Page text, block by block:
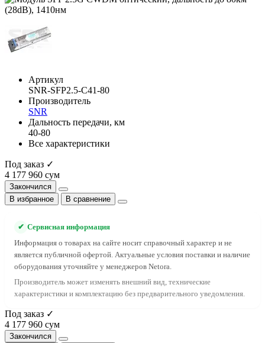
Артикул
SNR-SFP2.5-C41-80
Производитель
SNR
Дальность передачи, км
40-80
Все характеристики
Под заказ ✓
4 177 960 сум
Закончился
В избранное
В сравнение
✔ Сервисная информация
Информация о товарах на сайте носит справочный характер и не
является публичной офертой. Актуальные условия поставки и наличие
оборудования уточняйте у менеджеров Netora.
Производитель может изменять внешний вид, технические
характеристики и комплектацию без предварительного уведомления.
Под заказ ✓
4 177 960 сум
Закончился